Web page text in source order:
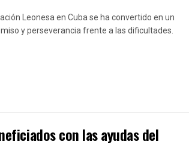
Leonesa en Cuba se ha convertido en un
y perseverancia frente a las dificultades.
con las ayudas del